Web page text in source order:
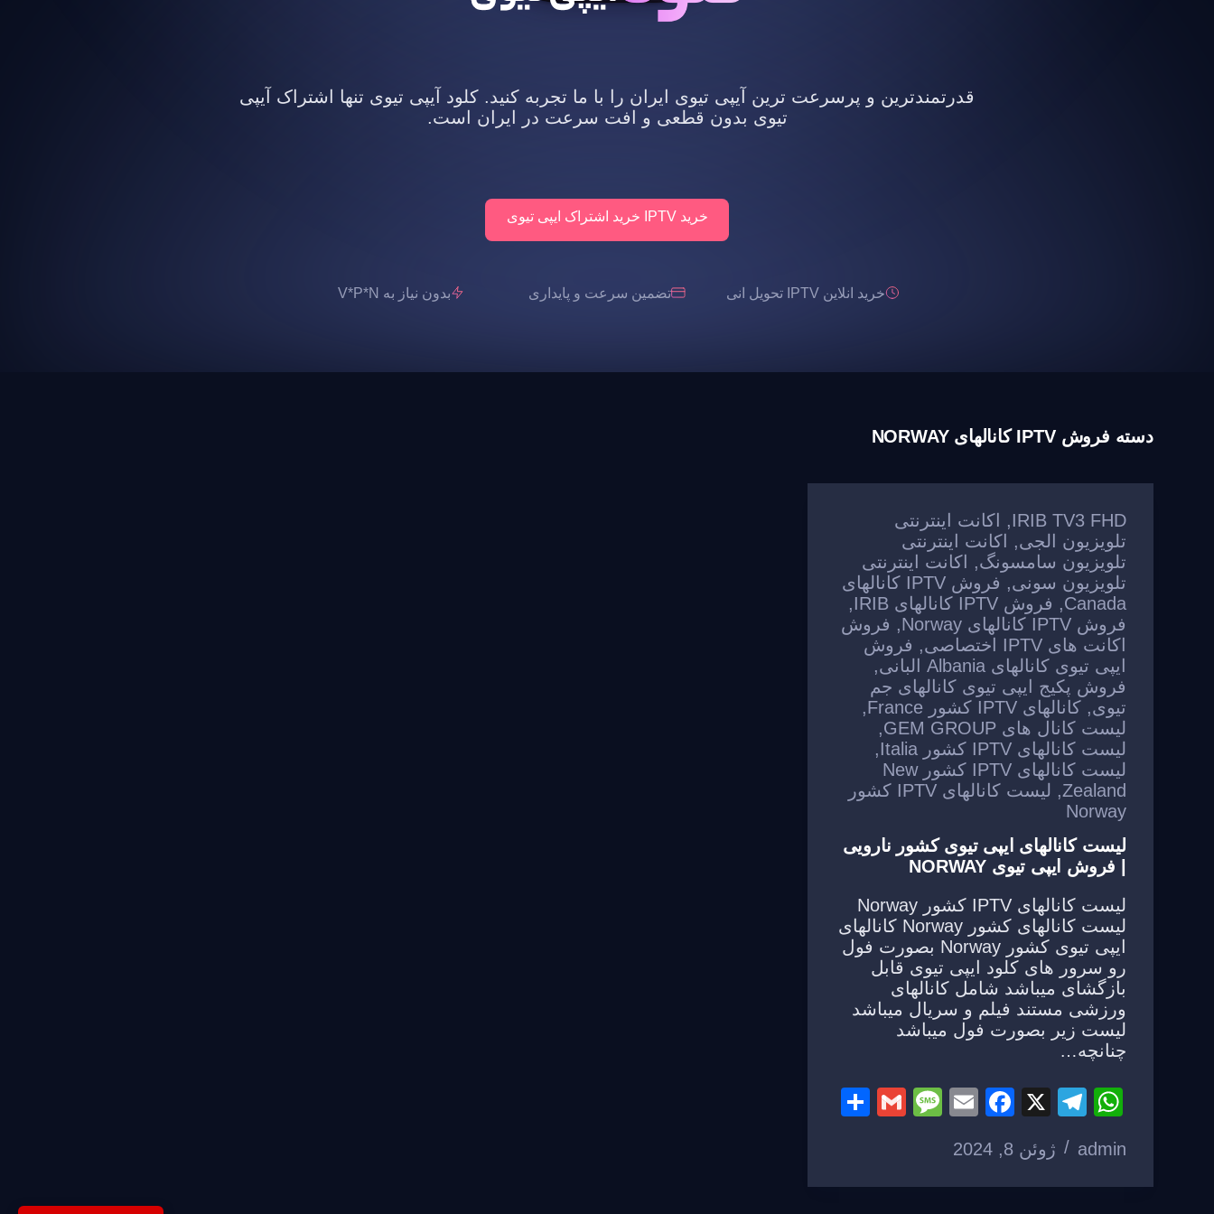
قدرتمندترین و پرسرعت ترین آیپی تیوی ایران را با ما تجربه کنید. کلود آیپی تیوی تنها اشتراک آیپی
تیوی بدون قطعی و افت سرعت در ایران است.
خرید IPTV خرید اشتراک ایپی تیوی
خرید انلاین IPTV تحویل انی تضمین سرعت و پایداری بدون نیاز به V*P*N
دسته فروش IPTV کانالهای NORWAY
IRIB TV3 FHD
,
اکانت اینترنتی
تلویزیون الجی,
اکانت اینترنتی
تلویزیون سامسونگ,
اکانت اینترنتی
تلویزیون سونی,
فروش IPTV کانالهای
Canada
, فروش IPTV کانالهای IRIB
,
فروش IPTV کانالهای Norway
, فروش
اکانت های IPTV اختصاصی
, فروش
ایپی تیوی کانالهای Albania البانی
,
فروش پکیج ایپی تیوی کانالهای جم
تیوی,کانالهای IPTV کشور France
,
لیست کانال های GEM GROUP
,
لیست کانالهای IPTV کشور Italia
,
لیست کانالهای IPTV کشور New
Zealand
,
لیست کانالهای IPTV کشور
Norway
لیست کانالهای ایپی تیوی کشور نارویی
| فروش ایپی تیوی NORWAY
لیست کانالهای کشور Norway کانالهای
ایپی تیوی کشور Norway بصورت فول
رو سرور های کلود ایپی تیوی قابل
بازگشای میباشد شامل کانالهای
ورزشی مستند فیلم و سریال میباشد
لیست زیر بصورت فول میباشد
چنانچه…
W
at
s
T
e
gr
X
F
c
e
E
M
a
G
e
admin ژوئن 8, 2024